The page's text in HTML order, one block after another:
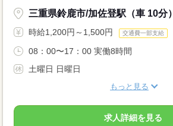
三重県鈴鹿市/加佐登駅（車 10分）
時給1,200円～1,500円 交通費一部支給
08：00〜17：00 実働8時間
土曜日 日曜日
もっと見る
求人詳細を見る